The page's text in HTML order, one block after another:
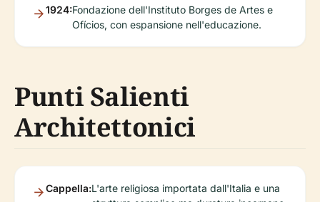
1924:Fondazione dell'Instituto Borges de Artes e
Ofícios, con espansione nell'educazione.
Punti Salienti
Architettonici
Cappella:L'arte religiosa importata dall'Italia e una